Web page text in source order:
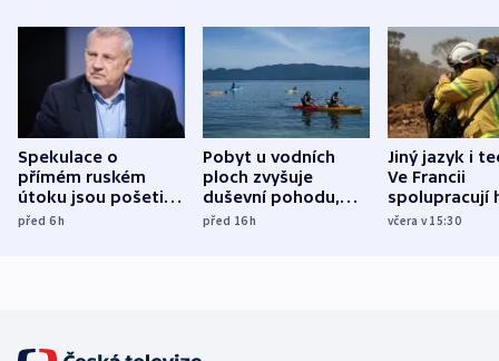
Spekulace o
přímém ruském
útoku jsou pošetilé,
míní estonský
před 6h
Pobyt u vodních
ploch zvyšuje
duševní pohodu,
ukázala
před 16h
Jiný jazyk i
Ve Francii
spolupracují
různých zemí
včera v 15:30